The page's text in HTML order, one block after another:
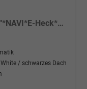
N-DESIGN 1.3 mHEV AT Pano*20"*NAVI*E-Heck*SHZ*HeadUp*I-Key*E-Sitz*
White / schwarzes Dach